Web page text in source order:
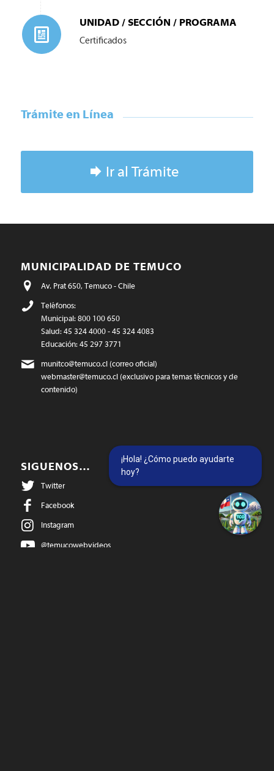
UNIDAD / SECCIÓN / PROGRAMA
Certificados
Trámite en Línea
Ir al Trámite
MUNICIPALIDAD DE TEMUCO
Av. Prat 650, Temuco - Chile
Teléfonos:
Municipal: 800 100 650
Salud: 45 324 4000 - 45 324 4083
Educación: 45 297 3771
munitco@temuco.cl(correo oficial)
webmaster@temuco.cl(exclusivo para temas técnicos y de
contenido)
SIGUENOS…
Twitter
Facebook
Instagram
@temucowebvideos
¡Hola! ¿Cómo puedo ayudarte
hoy?